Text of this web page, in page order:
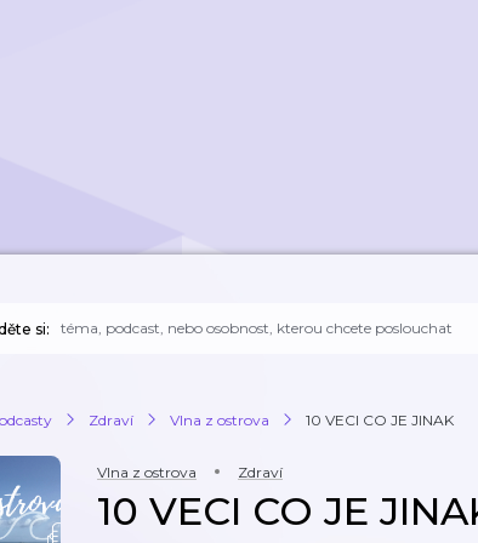
si:
Zdraví Vlna z ostrova 10 VECI CO JE JINAK
Vlna z ostrova Zdraví
10 VECI CO JE